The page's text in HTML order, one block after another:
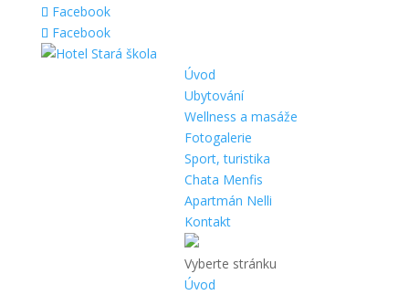
Facebook
Facebook
Úvod
Ubytování
Wellness a masáže
Fotogalerie
Sport, turistika
Chata Menfis
Apartmán Nelli
Kontakt
Vyberte stránku
Úvod